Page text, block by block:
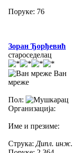
Поруке: 76
Зоран Ђорђевић
староседелац
Ван
мреже
Пол:
Организација:
Име и презиме:
Струка: Дипл. инж.